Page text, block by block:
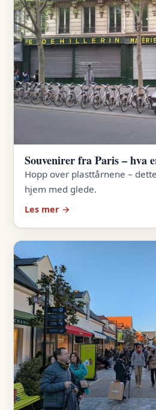
Souvenirer fra Paris – hva
Hopp over plasttårnene –
hjem med glede.
Les mer →